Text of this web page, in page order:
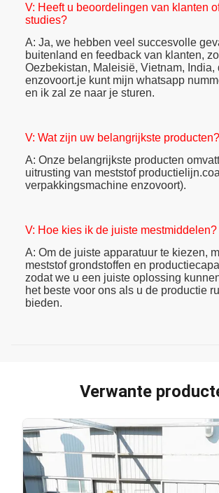
V: Heeft u beoordelingen van klanten
studies?
A: Ja, we hebben veel succesvolle
buitenland en feedback van klanten,
Oezbekistan, Maleisië, Vietnam, India,
enzovoort.je kunt mijn whatsapp
en ik zal ze naar je sturen.
V: Wat zijn uw belangrijkste producten?
A: Onze belangrijkste producten
uitrusting van meststof
verpakkingsmachine enzovoort).
V: Hoe kies ik de juiste mestmiddelen?
A: Om de juiste apparatuur te kiezen,
meststof grondstoffen en
zodat we u een juiste oplossing
het beste voor ons als u de productie
bieden.
Verwante